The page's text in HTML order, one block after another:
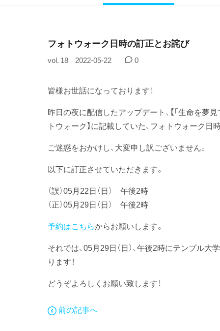
フォトウォーク日時の訂正とお詫び
vol. 18 2022-05-22 0
皆様お世話になっております！
昨日の夜に配信したアップデート、【「生命を
トウォーク】に記載していた、フォトウォーク日
ご迷惑をおかけし、大変申し訳ございません。
以下に訂正させていただきます。
（誤）05月22日（日） 午後2時
（正）05月29日（日） 午後2時
予約はこちらからお願いします。
それでは、05月29日（日）、午後2時にテンプ
ります！
どうぞよろしくお願い致します！
前の記事へ